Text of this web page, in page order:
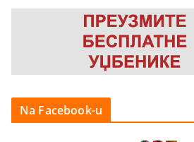
Na Facebook-u